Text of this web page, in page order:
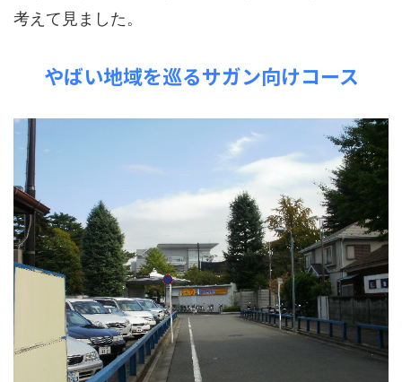
考えて見ました。
やばい地域を巡るサガン向けコース